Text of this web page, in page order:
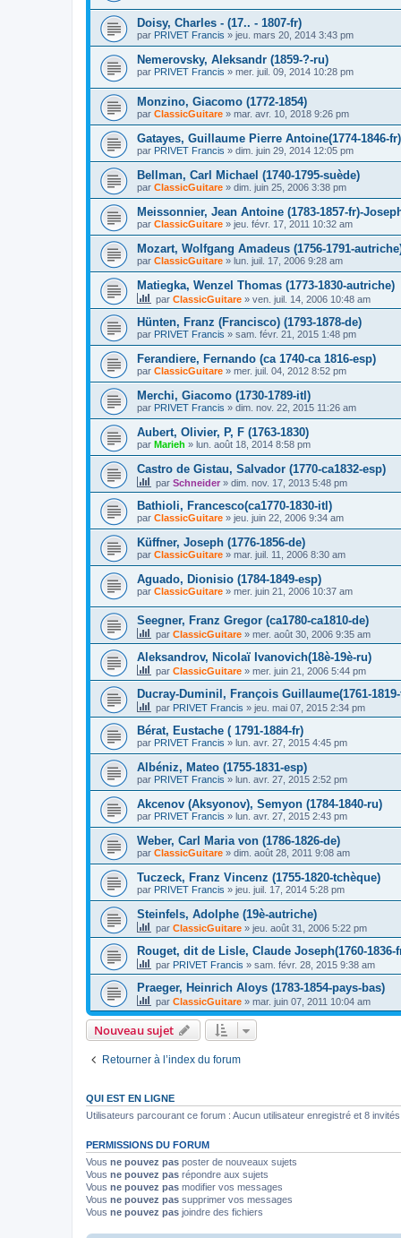
Doisy, Charles - (17.. - 1807-fr)
par PRIVET Francis » jeu. mars 20, 2014 3:43 pm
Nemerovsky, Aleksandr (1859-?-ru)
par PRIVET Francis » mer. juil. 09, 2014 10:28 pm
Monzino, Giacomo (1772-1854)
par ClassicGuitare » mar. avr. 10, 2018 9:26 pm
Gatayes, Guillaume Pierre Antoine(1774-1846-fr)
par PRIVET Francis » dim. juin 29, 2014 12:05 pm
Bellman, Carl Michael (1740-1795-suède)
par ClassicGuitare » dim. juin 25, 2006 3:38 pm
Meissonnier, Jean Antoine (1783-1857-fr)-
par ClassicGuitare » jeu. févr. 17, 2011 10:32 am
Mozart, Wolfgang Amadeus (1756-1791-
par ClassicGuitare » lun. juil. 17, 2006 9:28 am
Matiegka, Wenzel Thomas (1773-1830-autriche)
par ClassicGuitare » ven. juil. 14, 2006 10:48 am
Hünten, Franz (Francisco) (1793-1878-de)
par PRIVET Francis » sam. févr. 21, 2015 1:48 pm
Ferandiere, Fernando (ca 1740-ca 1816-esp)
par ClassicGuitare » mer. juil. 04, 2012 8:52 pm
Merchi, Giacomo (1730-1789-itl)
par PRIVET Francis » dim. nov. 22, 2015 11:26 am
Aubert, Olivier, P, F (1763-1830)
par Marieh » lun. août 18, 2014 8:58 pm
Castro de Gistau, Salvador (1770-ca1832-esp)
par Schneider » dim. nov. 17, 2013 5:48 pm
Bathioli, Francesco(ca1770-1830-itl)
par ClassicGuitare » jeu. juin 22, 2006 9:34 am
Küffner, Joseph (1776-1856-de)
par ClassicGuitare » mar. juil. 11, 2006 8:30 am
Aguado, Dionisio (1784-1849-esp)
par ClassicGuitare » mer. juin 21, 2006 10:37 am
Seegner, Franz Gregor (ca1780-ca1810-de)
par ClassicGuitare » mer. août 30, 2006 9:35 am
Aleksandrov, Nicolaï Ivanovich(18è-19è-ru)
par ClassicGuitare » mer. juin 21, 2006 5:44 pm
Ducray-Duminil, François Guillaume(1761-
par PRIVET Francis » jeu. mai 07, 2015 2:34 pm
Bérat, Eustache ( 1791-1884-fr)
par PRIVET Francis » lun. avr. 27, 2015 4:45 pm
Albéniz, Mateo (1755-1831-esp)
par PRIVET Francis » lun. avr. 27, 2015 2:52 pm
Akcenov (Aksyonov), Semyon (1784-1840-ru)
par PRIVET Francis » lun. avr. 27, 2015 2:43 pm
Weber, Carl Maria von (1786-1826-de)
par ClassicGuitare » dim. août 28, 2011 9:08 am
Tuczeck, Franz Vincenz (1755-1820-tchèque)
par PRIVET Francis » jeu. juil. 17, 2014 5:28 pm
Steinfels, Adolphe (19è-autriche)
par ClassicGuitare » jeu. août 31, 2006 5:22 pm
Rouget, dit de Lisle, Claude Joseph(1760-1836-
par PRIVET Francis » sam. févr. 28, 2015 9:38 am
Praeger, Heinrich Aloys (1783-1854-pays-bas)
par ClassicGuitare » mar. juin 07, 2011 10:04 am
Nouveau sujet
Retourner à l’index du forum
QUI EST EN LIGNE
Utilisateurs parcourant ce forum : Aucun utilisateur enregistré et 8 invités
PERMISSIONS DU FORUM
Vous ne pouvez pas poster de nouveaux sujets
Vous ne pouvez pas répondre aux sujets
Vous ne pouvez pas modifier vos messages
Vous ne pouvez pas supprimer vos messages
Vous ne pouvez pas joindre des fichiers